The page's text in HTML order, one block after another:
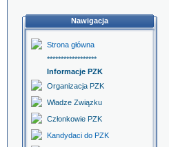
Nawigacja
Strona główna
******************
Informacje PZK
Organizacja PZK
Władze Związku
Członkowie PZK
Kandydaci do PZK